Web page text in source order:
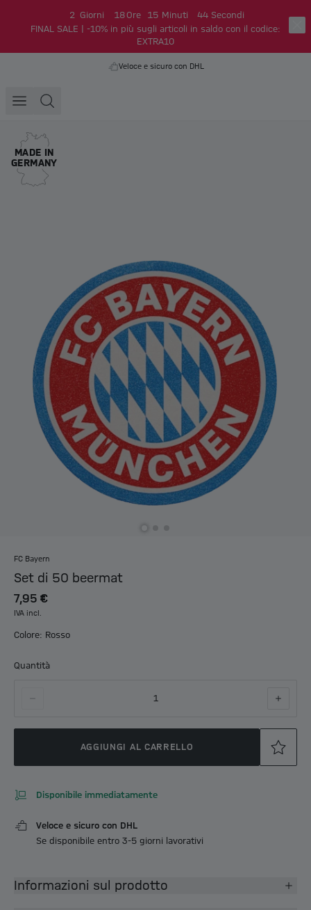
2 Giorni 18 Ore 15 Minuti 44 Secondi
FINAL SALE | -10% in più sugli articoli in saldo con il codice:
EXTRA10
Veloce e sicuro con DHL
MADE IN
GERMANY
FC Bayern
Set di 50 beermat
7,95 €
IVA incl.
Colore: Rosso
Quantità
1
AGGIUNGI AL CARRELLO
Disponibile immediatamente
Veloce e sicuro con DHL
Se disponibile entro 3-5 giorni lavorativi
Informazioni sul prodotto